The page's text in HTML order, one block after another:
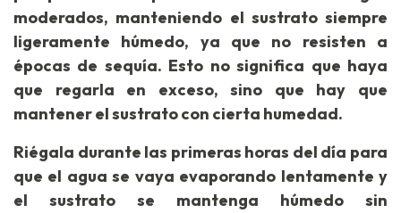
moderados, manteniendo el sustrato siempre
ligeramente húmedo, ya que no resisten a
épocas de sequía. Esto no significa que haya
que regarla en exceso, sino que hay que
mantener el sustrato con cierta humedad.
Riégala durante las primeras horas del día para
que el agua se vaya evaporando lentamente y
el sustrato se mantenga húmedo sin